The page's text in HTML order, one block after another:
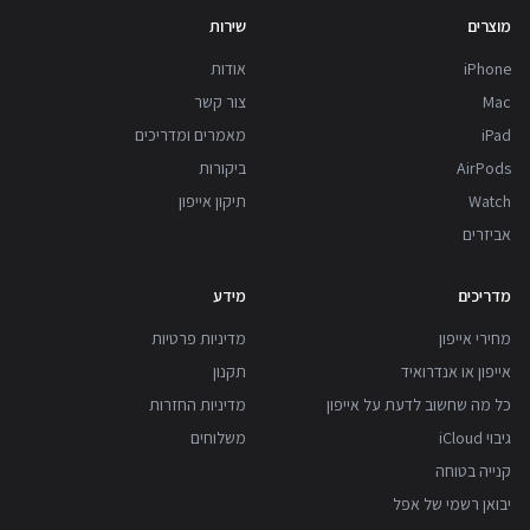
מוצרים
iPhone
Mac
iPad
AirPods
Watch
אביזרים
שירות
אודות
צור קשר
מאמרים ומדריכים
ביקורות
תיקון אייפון
מדריכים
מחירי אייפון
אייפון או אנדרואיד
כל מה שחשוב לדעת על אייפון
גיבוי iCloud
קנייה בטוחה
יבואן רשמי של אפל
מידע
מדיניות פרטיות
תקנון
מדיניות החזרות
משלוחים